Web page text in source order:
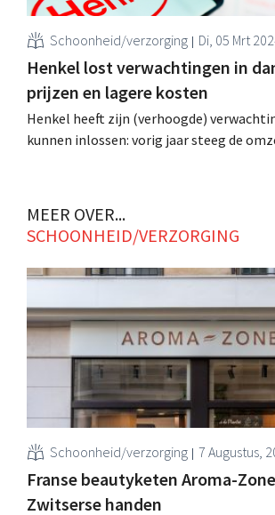
Schoonheid/verzorging Di, 05 Mrt
Henkel lost verwachtingen in
prijzen en lagere kosten
Henkel heeft zijn (verhoogde)
kunnen inlossen: vorig jaar steeg de
miljard. In absolute cijfers daalde de
daarvoor verwees de Duitse FMCG-reus
naar de situatie in Rusland. .
MEER OVER...
SCHOONHEID/VERZORGING
Schoonheid/verzorging 7 Augustus,
Franse beautyketen Aroma-
Zwitserse handen